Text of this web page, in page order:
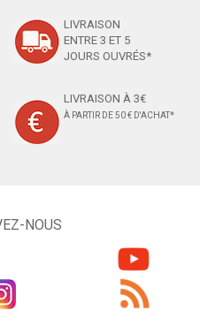
LIVRAISON
ENTRE 3 ET 5
JOURS OUVRÉS*
LIVRAISON À 3€
À PARTIR DE 50 € D'ACHAT*
NOUS